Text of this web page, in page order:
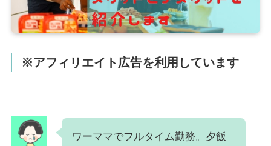
※アフィリエイト広告を利用しています
ワーママでフルタイム勤務。夕飯